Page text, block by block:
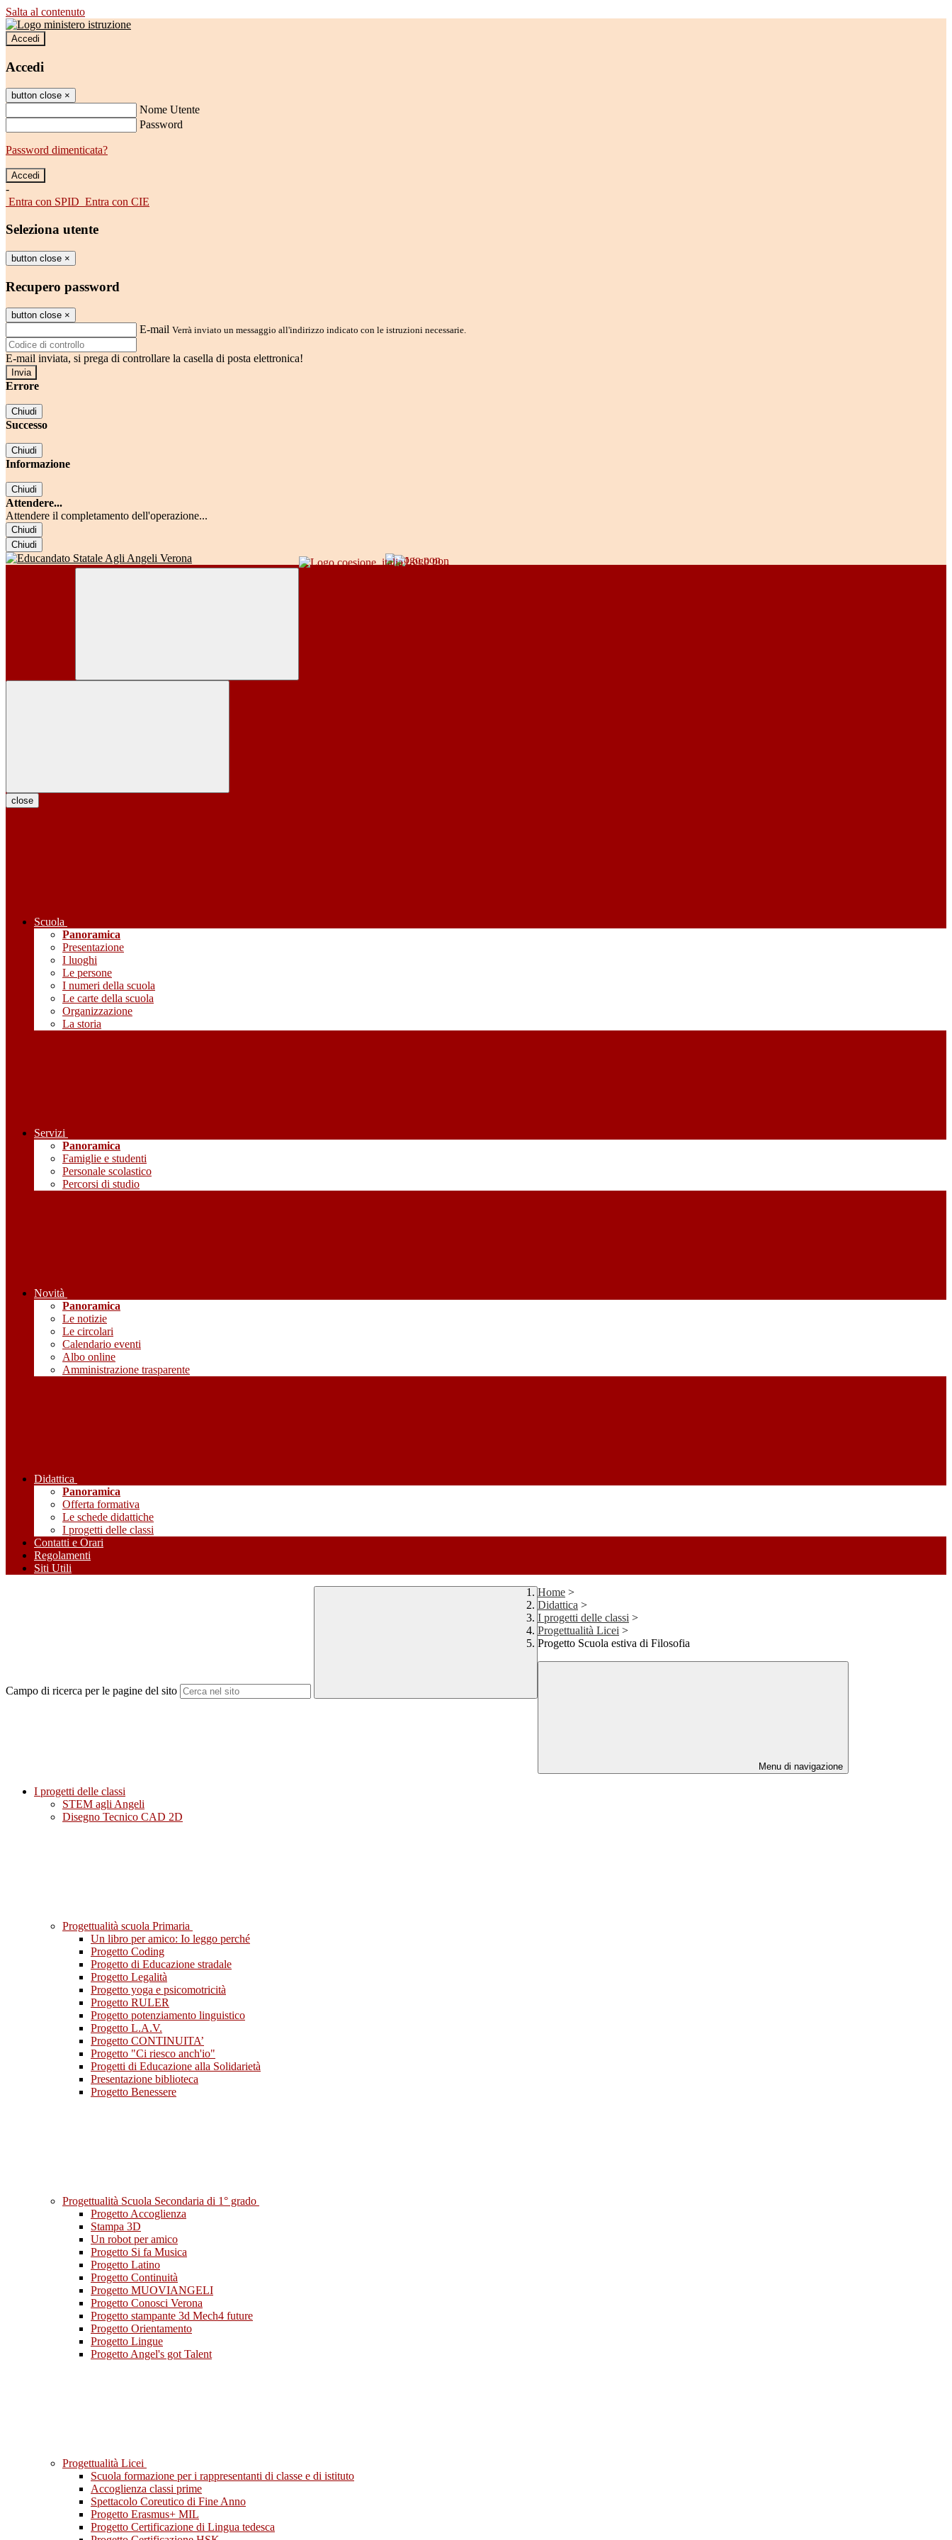
Salta al contenuto
Accedi
Accedi
button close ×
Nome Utente
Password
Password dimenticata?
-
Entra con SPID Entra con CIE
Seleziona utente
button close ×
Recupero password
button close ×
E-mail Verrà inviato un messaggio all'indirizzo indicato con le istruzioni necessarie.
E-mail inviata, si prega di controllare la casella di posta elettronica!
Errore
Chiudi
Successo
Chiudi
Informazione
Chiudi
Attendere...
Attendere il completamento dell'operazione...
Chiudi
Chiudi
close
Scuola
Panoramica
Presentazione
I luoghi
Le persone
I numeri della scuola
Le carte della scuola
Organizzazione
La storia
Servizi
Panoramica
Famiglie e studenti
Personale scolastico
Percorsi di studio
Novità
Panoramica
Le notizie
Le circolari
Calendario eventi
Albo online
Amministrazione trasparente
Didattica
Panoramica
Offerta formativa
Le schede didattiche
I progetti delle classi
Contatti e Orari
Regolamenti
Siti Utili
Campo di ricerca per le pagine del sito
Home >
Didattica >
I progetti delle classi >
Progettualità Licei >
Progetto Scuola estiva di Filosofia
Menu di navigazione
I progetti delle classi
STEM agli Angeli
Disegno Tecnico CAD 2D
Progettualità scuola Primaria
Un libro per amico: Io leggo perché
Progetto Coding
Progetto di Educazione stradale
Progetto Legalità
Progetto yoga e psicomotricità
Progetto RULER
Progetto potenziamento linguistico
Progetto L.A.V.
Progetto CONTINUITA’
Progetto "Ci riesco anch'io"
Progetti di Educazione alla Solidarietà
Presentazione biblioteca
Progetto Benessere
Progettualità Scuola Secondaria di 1° grado
Progetto Accoglienza
Stampa 3D
Un robot per amico
Progetto Si fa Musica
Progetto Latino
Progetto Continuità
Progetto MUOVIANGELI
Progetto Conosci Verona
Progetto stampante 3d Mech4 future
Progetto Orientamento
Progetto Lingue
Progetto Angel's got Talent
Progettualità Licei
Scuola formazione per i rappresentanti di classe e di istituto
Accoglienza classi prime
Spettacolo Coreutico di Fine Anno
Progetto Erasmus+ MIL
Progetto Certificazione di Lingua tedesca